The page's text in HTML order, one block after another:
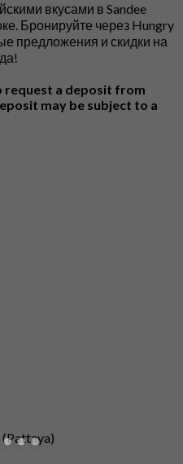
вкусами в Sandee
Бронируйте через Hungry
предложения и скидки на
request a deposit from
may be subject to a
(Pattaya)